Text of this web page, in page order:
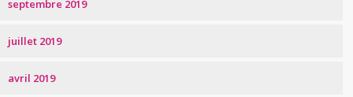
septembre 2019
juillet 2019
avril 2019